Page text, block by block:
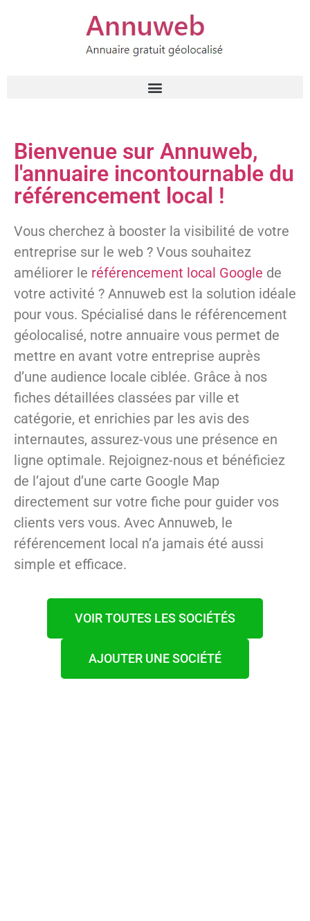
Bienvenue sur Annuweb,
l'annuaire incontournable du
référencement local !
Vous cherchez à booster la visibilité de votre
entreprise sur le web ? Vous souhaitez
améliorer le référencement local Google de
votre activité ? Annuweb est la solution idéale
pour vous. Spécialisé dans le référencement
géolocalisé, notre annuaire vous permet de
mettre en avant votre entreprise auprès
d’une audience locale ciblée. Grâce à nos
fiches détaillées classées par ville et
catégorie, et enrichies par les avis des
internautes, assurez-vous une présence en
ligne optimale. Rejoignez-nous et bénéficiez
de l’ajout d’une carte Google Map
directement sur votre fiche pour guider vos
clients vers vous. Avec Annuweb, le
référencement local n’a jamais été aussi
simple et efficace.
VOIR TOUTES LES SOCIÉTÉS
AJOUTER UNE SOCIÉTÉ